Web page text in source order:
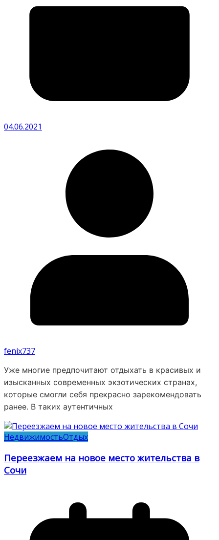
04.06.2021
fenix737
Уже многие предпочитают отдыхать в красивых и
изысканных современных экзотических странах,
которые смогли себя прекрасно зарекомендовать
ранее. В таких аутентичных
НедвижимостьОтдых
Переезжаем на новое место жительства в
Сочи